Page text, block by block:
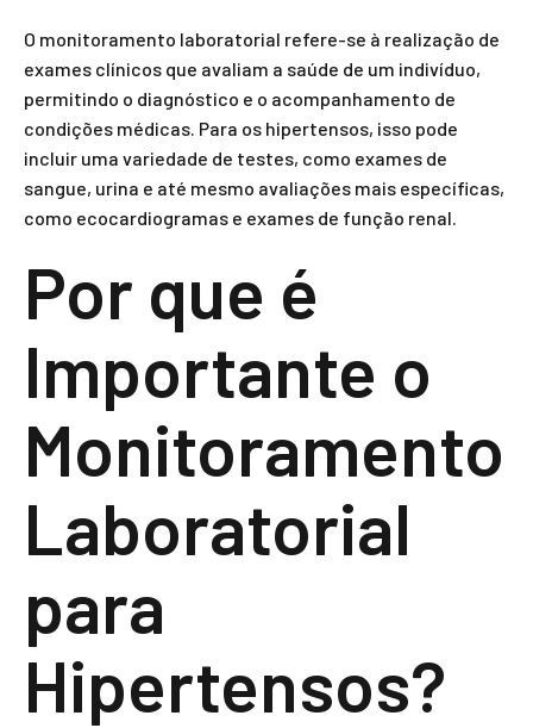
O monitoramento laboratorial refere-se à realização de
exames clínicos que avaliam a saúde de um indivíduo,
permitindo o diagnóstico e o acompanhamento de
condições médicas. Para os hipertensos, isso pode
incluir uma variedade de testes, como exames de
sangue, urina e até mesmo avaliações mais específicas,
como ecocardiogramas e exames de função renal.
Por que é
Importante o
Monitoramento
Laboratorial
para
Hipertensos?